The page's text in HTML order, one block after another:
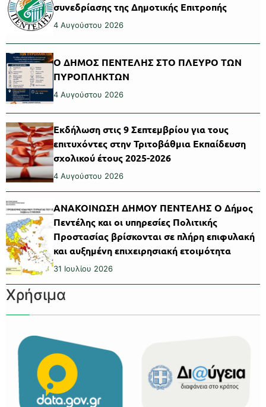
συνεδρίασης της Δημοτικής Επιτροπής
4 Αυγούστου 2026
Ο ΔΗΜΟΣ ΠΕΝΤΕΛΗΣ ΣΤΟ ΠΛΕΥΡΟ ΤΩΝ
ΠΥΡΟΠΛΗΚΤΩΝ
4 Αυγούστου 2026
Εκδήλωση στις 9 Σεπτεμβρίου για τους
επιτυχόντες στην Τριτοβάθμια Εκπαίδευση
σχολικού έτους 2025-2026
4 Αυγούστου 2026
ΑΝΑΚΟΙΝΩΣΗ ΔΗΜΟΥ ΠΕΝΤΕΛΗΣ Ο Δήμος
Πεντέλης και οι υπηρεσίες Πολιτικής
Προστασίας βρίσκονται σε πλήρη επιφυλακή
και αυξημένη επιχειρησιακή ετοιμότητα
31 Ιουλίου 2026
Χρήσιμα